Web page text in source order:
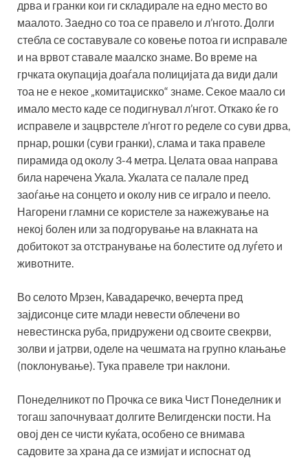
дрва и гранки кои ги складирале на едно место во
маалото. Заедно со тоа се правело и л’нгото. Долги
стебла се составувале со ковење потоа ги исправале
и на врвот ставале маалско знаме. Во време на
грчката окупација доаѓала полицијата да види дали
тоа не е некое „комитаџискко“ знаме. Секое маало си
имало место каде се подигнувал л’нгот. Откако ќе го
исправеле и зацврстеле л’нгот го ределе со суви дрва,
прнар, рошки (суви гранки), слама и така правеле
пирамида од околу 3-4 метра. Целата оваа направа
била наречена Укала. Укалата се палале пред
заоѓање на сонцето и околу нив се играло и пеело.
Нагорени гламни се користеле за нажежување на
некој болен или за подгорување на влакната на
добитокот за отстранување на болестите од луѓето и
животните.
Во селото Мрзен, Кавадаречко, вечерта пред
зајдисонце сите млади невести облечени во
невестинска руба, придружени од своите свекрви,
золви и јатрви, оделе на чешмата на групно клањање
(поклонување). Тука правеле три наклони.
Понеделникот по Прочка се вика Чист Понеделник и
тогаш започнуваат долгите Велигденски пости. На
овој ден се чисти куќата, особено се внимава
садовите за храна да се измијат и испоснат од